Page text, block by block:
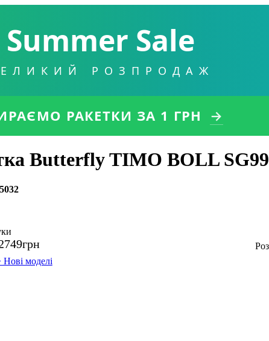
Summer Sale
РОЗПРОДАЖ
РАКЕТКИ ЗА 1 ГРН →
Butterfly TIMO BOLL SG99
грн
моделі